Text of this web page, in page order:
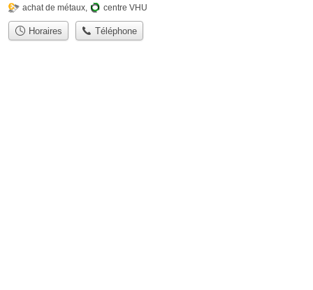
achat de métaux, centre VHU
Horaires Téléphone